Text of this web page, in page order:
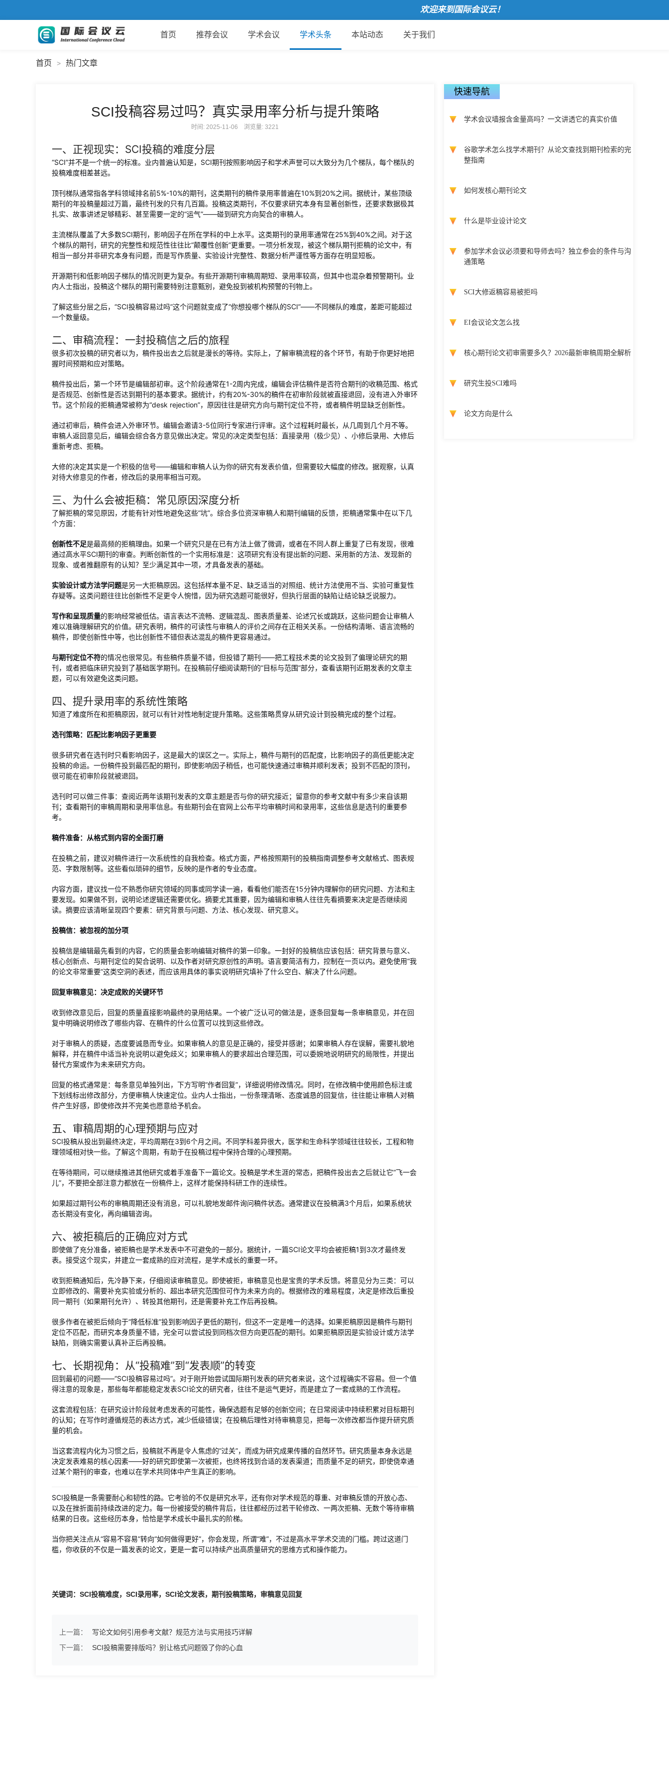
欢迎来到国际会议云！
首页 推荐会议 学术会议 学术头条 本站动态 关于我们
首页 > 热门文章
SCI投稿容易过吗？真实录用率分析与提升策略
时间: 2025-11-06 浏览量: 3221
一、正视现实：SCI投稿的难度分层
“SCI”并不是一个统一的标准。业内普遍认知是，SCI期刊按照影响因子和学术声誉可以大致分为几个梯队，每个梯队的
投稿难度相差甚远。
顶刊梯队通常指各学科领域排名前5%-10%的期刊，这类期刊的稿件录用率普遍在10%到20%之间。据统计，某些顶级
期刊的年投稿量超过万篇，最终刊发的只有几百篇。投稿这类期刊，不仅要求研究本身有显著创新性，还要求数据极其
扎实、故事讲述足够精彩、甚至需要一定的“运气”——碰到研究方向契合的审稿人。
主流梯队覆盖了大多数SCI期刊，影响因子在所在学科的中上水平。这类期刊的录用率通常在25%到40%之间。对于这
个梯队的期刊，研究的完整性和规范性往往比“颠覆性创新”更重要。一项分析发现，被这个梯队期刊拒稿的论文中，有
相当一部分并非研究本身有问题，而是写作质量、实验设计完整性、数据分析严谨性等方面存在明显短板。
开源期刊和低影响因子梯队的情况则更为复杂。有些开源期刊审稿周期短、录用率较高，但其中也混杂着预警期刊。业
内人士指出，投稿这个梯队的期刊需要特别注意甄别，避免投到被机构预警的刊物上。
了解这些分层之后，“SCI投稿容易过吗”这个问题就变成了“你想投哪个梯队的SCI”——不同梯队的难度，差距可能超过
一个数量级。
二、审稿流程：一封投稿信之后的旅程
很多初次投稿的研究者以为，稿件投出去之后就是漫长的等待。实际上，了解审稿流程的各个环节，有助于你更好地把
握时间预期和应对策略。
稿件投出后，第一个环节是编辑部初审。这个阶段通常在1-2周内完成，编辑会评估稿件是否符合期刊的收稿范围、格式
是否规范、创新性是否达到期刊的基本要求。据统计，约有20%-30%的稿件在初审阶段就被直接退回，没有进入外审环
节。这个阶段的拒稿通常被称为“desk rejection”，原因往往是研究方向与期刊定位不符，或者稿件明显缺乏创新性。
通过初审后，稿件会进入外审环节。编辑会邀请3-5位同行专家进行评审。这个过程耗时最长，从几周到几个月不等。
审稿人返回意见后，编辑会综合各方意见做出决定。常见的决定类型包括：直接录用（极少见）、小修后录用、大修后
重新考虑、拒稿。
大修的决定其实是一个积极的信号——编辑和审稿人认为你的研究有发表价值，但需要较大幅度的修改。据观察，认真
对待大修意见的作者，修改后的录用率相当可观。
三、为什么会被拒稿：常见原因深度分析
了解拒稿的常见原因，才能有针对性地避免这些“坑”。综合多位资深审稿人和期刊编辑的反馈，拒稿通常集中在以下几
个方面：
创新性不足是最高频的拒稿理由。如果一个研究只是在已有方法上做了微调，或者在不同人群上重复了已有发现，很难
通过高水平SCI期刊的审查。判断创新性的一个实用标准是：这项研究有没有提出新的问题、采用新的方法、发现新的
现象、或者推翻原有的认知？至少满足其中一项，才具备发表的基础。
实验设计或方法学问题是另一大拒稿原因。这包括样本量不足、缺乏适当的对照组、统计方法使用不当、实验可重复性
存疑等。这类问题往往比创新性不足更令人惋惜，因为研究选题可能很好，但执行层面的缺陷让结论缺乏说服力。
写作和呈现质量的影响经常被低估。语言表达不流畅、逻辑混乱、图表质量差、论述冗长或跳跃，这些问题会让审稿人
难以准确理解研究的价值。研究表明，稿件的可读性与审稿人的评价之间存在正相关关系。一份结构清晰、语言流畅的
稿件，即使创新性中等，也比创新性不错但表达混乱的稿件更容易通过。
与期刊定位不符的情况也很常见。有些稿件质量不错，但投错了期刊——把工程技术类的论文投到了偏理论研究的期
刊，或者把临床研究投到了基础医学期刊。在投稿前仔细阅读期刊的“目标与范围”部分，查看该期刊近期发表的文章主
题，可以有效避免这类问题。
四、提升录用率的系统性策略
知道了难度所在和拒稿原因，就可以有针对性地制定提升策略。这些策略贯穿从研究设计到投稿完成的整个过程。
选刊策略：匹配比影响因子更重要
很多研究者在选刊时只看影响因子，这是最大的误区之一。实际上，稿件与期刊的匹配度，比影响因子的高低更能决定
投稿的命运。一份稿件投到最匹配的期刊，即使影响因子稍低，也可能快速通过审稿并顺利发表；投到不匹配的顶刊，
很可能在初审阶段就被退回。
选刊时可以做三件事：查阅近两年该期刊发表的文章主题是否与你的研究接近；留意你的参考文献中有多少来自该期
刊；查看期刊的审稿周期和录用率信息。有些期刊会在官网上公布平均审稿时间和录用率，这些信息是选刊的重要参
考。
稿件准备：从格式到内容的全面打磨
在投稿之前，建议对稿件进行一次系统性的自我检查。格式方面，严格按照期刊的投稿指南调整参考文献格式、图表规
范、字数限制等。这些看似琐碎的细节，反映的是作者的专业态度。
内容方面，建议找一位不熟悉你研究领域的同事或同学读一遍，看看他们能否在15分钟内理解你的研究问题、方法和主
要发现。如果做不到，说明论述逻辑还需要优化。摘要尤其重要，因为编辑和审稿人往往先看摘要来决定是否继续阅
读。摘要应该清晰呈现四个要素：研究背景与问题、方法、核心发现、研究意义。
投稿信：被忽视的加分项
投稿信是编辑最先看到的内容，它的质量会影响编辑对稿件的第一印象。一封好的投稿信应该包括：研究背景与意义、
核心创新点、与期刊定位的契合说明、以及作者对研究原创性的声明。语言要简洁有力，控制在一页以内。避免使用“我
的论文非常重要”这类空洞的表述，而应该用具体的事实说明研究填补了什么空白、解决了什么问题。
回复审稿意见：决定成败的关键环节
收到修改意见后，回复的质量直接影响最终的录用结果。一个被广泛认可的做法是，逐条回复每一条审稿意见，并在回
复中明确说明修改了哪些内容、在稿件的什么位置可以找到这些修改。
对于审稿人的质疑，态度要诚恳而专业。如果审稿人的意见是正确的，接受并感谢；如果审稿人存在误解，需要礼貌地
解释，并在稿件中适当补充说明以避免歧义；如果审稿人的要求超出合理范围，可以委婉地说明研究的局限性，并提出
替代方案或作为未来研究方向。
回复的格式通常是：每条意见单独列出，下方写明“作者回复”，详细说明修改情况。同时，在修改稿中使用颜色标注或
下划线标出修改部分，方便审稿人快速定位。业内人士指出，一份条理清晰、态度诚恳的回复信，往往能让审稿人对稿
件产生好感，即使修改并不完美也愿意给予机会。
五、审稿周期的心理预期与应对
SCI投稿从投出到最终决定，平均周期在3到6个月之间。不同学科差异很大，医学和生命科学领域往往较长，工程和物
理领域相对快一些。了解这个周期，有助于在投稿过程中保持合理的心理预期。
在等待期间，可以继续推进其他研究或着手准备下一篇论文。投稿是学术生涯的常态，把稿件投出去之后就让它“飞一会
儿”，不要把全部注意力都放在一份稿件上，这样才能保持科研工作的连续性。
如果超过期刊公布的审稿周期还没有消息，可以礼貌地发邮件询问稿件状态。通常建议在投稿满3个月后，如果系统状
态长期没有变化，再向编辑咨询。
六、被拒稿后的正确应对方式
即使做了充分准备，被拒稿也是学术发表中不可避免的一部分。据统计，一篇SCI论文平均会被拒稿1到3次才最终发
表。接受这个现实，并建立一套成熟的应对流程，是学术成长的重要一环。
收到拒稿通知后，先冷静下来，仔细阅读审稿意见。即使被拒，审稿意见也是宝贵的学术反馈。将意见分为三类：可以
立即修改的、需要补充实验或分析的、超出本研究范围但可作为未来方向的。根据修改的难易程度，决定是修改后重投
同一期刊（如果期刊允许）、转投其他期刊，还是需要补充工作后再投稿。
很多作者在被拒后倾向于“降低标准”投到影响因子更低的期刊，但这不一定是唯一的选择。如果拒稿原因是稿件与期刊
定位不匹配，而研究本身质量不错，完全可以尝试投到同档次但方向更匹配的期刊。如果拒稿原因是实验设计或方法学
缺陷，则确实需要认真补正后再投稿。
七、长期视角：从“投稿难”到“发表顺”的转变
回到最初的问题——“SCI投稿容易过吗”。对于刚开始尝试国际期刊发表的研究者来说，这个过程确实不容易。但一个值
得注意的现象是，那些每年都能稳定发表SCI论文的研究者，往往不是运气更好，而是建立了一套成熟的工作流程。
这套流程包括：在研究设计阶段就考虑发表的可能性，确保选题有足够的创新空间；在日常阅读中持续积累对目标期刊
的认知；在写作时遵循规范的表达方式，减少低级错误；在投稿后理性对待审稿意见，把每一次修改都当作提升研究质
量的机会。
当这套流程内化为习惯之后，投稿就不再是令人焦虑的“过关”，而成为研究成果传播的自然环节。研究质量本身永远是
决定发表难易的核心因素——好的研究即使第一次被拒，也终将找到合适的发表渠道；而质量不足的研究，即使侥幸通
过某个期刊的审查，也难以在学术共同体中产生真正的影响。
SCI投稿是一条需要耐心和韧性的路。它考验的不仅是研究水平，还有你对学术规范的尊重、对审稿反馈的开放心态、
以及在挫折面前持续改进的定力。每一份被接受的稿件背后，往往都经历过若干轮修改、一两次拒稿、无数个等待审稿
结果的日夜。这些经历本身，恰恰是学术成长中最扎实的阶梯。
当你把关注点从“容易不容易”转向“如何做得更好”，你会发现，所谓“难”，不过是高水平学术交流的门槛。跨过这道门
槛，你收获的不仅是一篇发表的论文，更是一套可以持续产出高质量研究的思维方式和操作能力。
关键词：SCI投稿难度，SCI录用率，SCI论文发表，期刊投稿策略，审稿意见回复
上一篇：
写论文如何引用参考文献？规范方法与实用技巧详解
下一篇：
SCI投稿需要排版吗？别让格式问题毁了你的心血
快速导航
学术会议墙报含金量高吗？一文讲透它的真实价值
谷歌学术怎么找学术期刊？从论文查找到期刊检索的完
整指南
如何发核心期刊论文
什么是毕业设计论文
参加学术会议必须要和导师去吗？独立参会的条件与沟
通策略
SCI大修返稿容易被拒吗
EI会议论文怎么找
核心期刊论文初审需要多久？2026最新审稿周期全解析
研究生投SCI难吗
论文方向是什么